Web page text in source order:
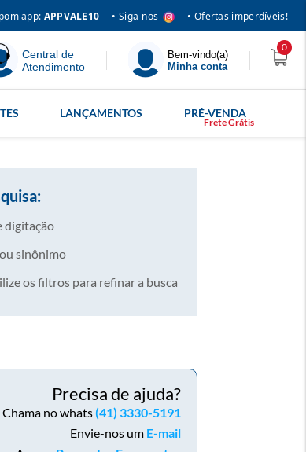
app: APPVALE10 • Siga-nos • Ofertas imperdíveis!
Central de
Atendimento
Bem-vindo(a)
Minha conta
0
LANÇAMENTOS PRÉ-VENDA
digitação
sinônimo
os filtros para refinar a busca
Precisa de ajuda?
Chama no whats(41) 3330-5191
Envie-nos um E-mail